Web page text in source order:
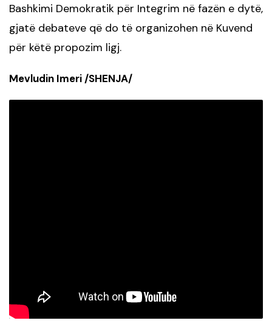
Bashkimi Demokratik për Integrim në fazën e dytë,
gjatë debateve që do të organizohen në Kuvend
për këtë propozim ligj.
Mevludin Imeri /SHENJA/